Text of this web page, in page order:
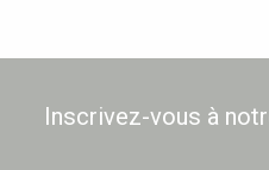
Inscrivez-vous à